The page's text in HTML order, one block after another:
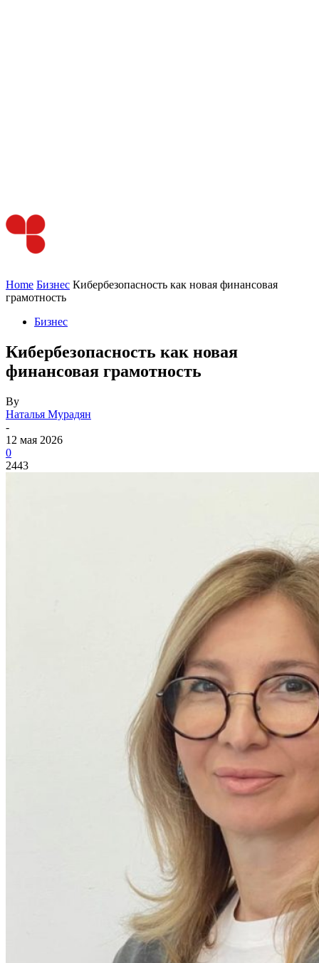
Home Бизнес Кибербезопасность как новая финансовая
грамотность
Бизнес
Кибербезопасность как новая
финансовая грамотность
By
Наталья Мурадян
-
12 мая 2026
0
2443